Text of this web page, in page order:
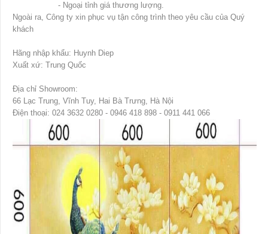
- Ngoại tỉnh giá thương lượng.
Ngoài ra, Công ty xin phục vụ tận công trình theo yêu cầu của Quý
khách
Hãng nhập khẩu: Huynh Diep
Xuất xứ: Trung Quốc
Địa chỉ Showroom:
66 Lạc Trung, Vĩnh Tuy, Hai Bà Trưng, Hà Nội
Điện thoại: 024 3632 0280 - 0946 418 898 - 0911 441 066